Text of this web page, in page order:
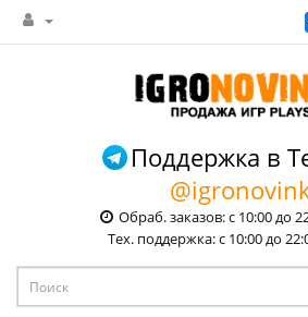
Поддержка в
Обраб. заказов: с 10:00 до
Тех. поддержка: с 10:00 до